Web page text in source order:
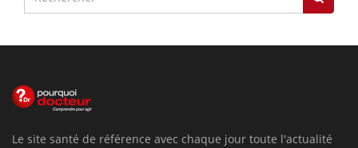
Le site santé de référence avec chaque jour toute l'actualité